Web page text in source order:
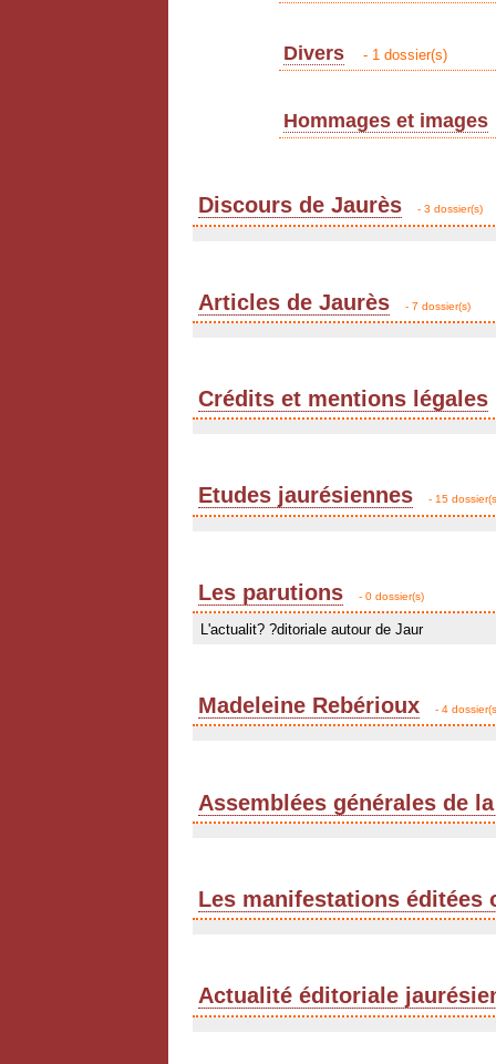
Divers - 1 dossier(s)
Hommages et images
Discours de Jaurès - 3 dossier(s)
Articles de Jaurès - 7 dossier(s)
Crédits et mentions légales
Etudes jaurésiennes - 15
Les parutions - 0 dossier(s)
L'actualit? ?ditoriale autour de Jaur
Madeleine Rebérioux - 4
Assemblées générales de
Les manifestations éditées
Actualité éditoriale